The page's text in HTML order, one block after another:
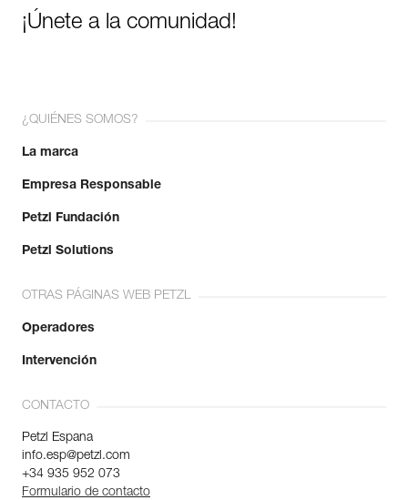
¡Únete a la comunidad!
¿QUIÉNES SOMOS?
La marca
Empresa Responsable
Petzl Fundación
Petzl Solutions
OTRAS PÁGINAS WEB PETZL
Operadores
Intervención
CONTACTO
Petzl Espana
info.esp@petzl.com
+34 935 952 073
Formulario de contacto